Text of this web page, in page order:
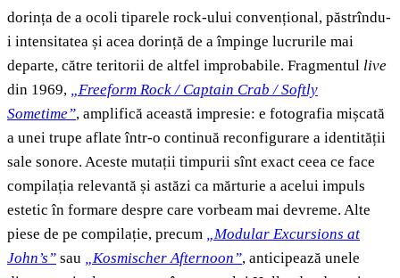
dorința de a ocoli tiparele rock-ului convențional, păstrîndu-
i intensitatea și acea dorință de a împinge lucrurile mai
departe, către teritorii de altfel improbabile. Fragmentul live
din 1969, „Freeform Rock / Captain Crab / Softly
Sometime”, amplifică această impresie: e fotografia mișcată
a unei trupe aflate într-o continuă reconfigurare a identității
sale sonore. Aceste mutații timpurii sînt exact ceea ce face
compilația relevantă și astăzi ca mărturie a acelui impuls
estetic în formare despre care vorbeam mai devreme. Alte
piese de pe compilație, precum „Modular Excursions at
John’s” sau „Kosmischer Afternoon”, anticipează unele